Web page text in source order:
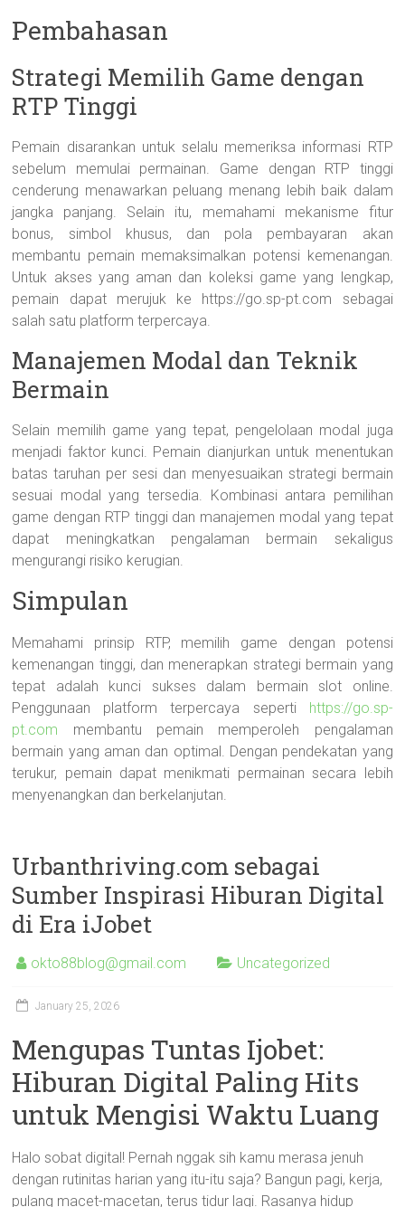
Pembahasan
Strategi Memilih Game dengan
RTP Tinggi
Pemain disarankan untuk selalu memeriksa informasi RTP
sebelum memulai permainan. Game dengan RTP tinggi
cenderung menawarkan peluang menang lebih baik dalam
jangka panjang. Selain itu, memahami mekanisme fitur
bonus, simbol khusus, dan pola pembayaran akan
membantu pemain memaksimalkan potensi kemenangan.
Untuk akses yang aman dan koleksi game yang lengkap,
pemain dapat merujuk ke https://go.sp-pt.com sebagai
salah satu platform terpercaya.
Manajemen Modal dan Teknik
Bermain
Selain memilih game yang tepat, pengelolaan modal juga
menjadi faktor kunci. Pemain dianjurkan untuk menentukan
batas taruhan per sesi dan menyesuaikan strategi bermain
sesuai modal yang tersedia. Kombinasi antara pemilihan
game dengan RTP tinggi dan manajemen modal yang tepat
dapat meningkatkan pengalaman bermain sekaligus
mengurangi risiko kerugian.
Simpulan
Memahami prinsip RTP, memilih game dengan potensi
kemenangan tinggi, dan menerapkan strategi bermain yang
tepat adalah kunci sukses dalam bermain slot online.
Penggunaan platform terpercaya seperti https://go.sp-
pt.com membantu pemain memperoleh pengalaman
bermain yang aman dan optimal. Dengan pendekatan yang
terukur, pemain dapat menikmati permainan secara lebih
menyenangkan dan berkelanjutan.
Urbanthriving.com sebagai
Sumber Inspirasi Hiburan Digital
di Era iJobet
okto88blog@gmail.com Uncategorized
January 25, 2026
Mengupas Tuntas Ijobet:
Hiburan Digital Paling Hits
untuk Mengisi Waktu Luang
Halo sobat digital! Pernah nggak sih kamu merasa jenuh
dengan rutinitas harian yang itu-itu saja? Bangun pagi, kerja,
pulang macet-macetan, terus tidur lagi. Rasanya hidup